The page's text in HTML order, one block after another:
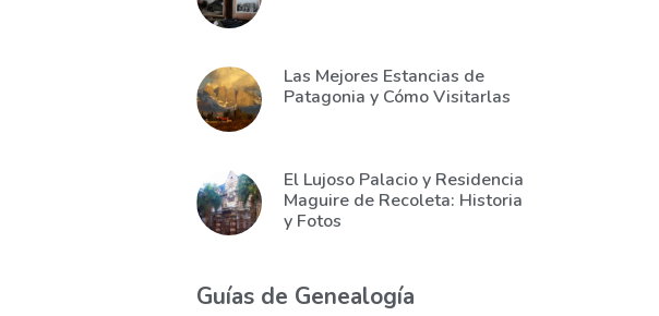
Las Mejores Estancias de
Patagonia y Cómo Visitarlas
El Lujoso Palacio y Residencia
Maguire de Recoleta: Historia
y Fotos
Guías de Genealogía